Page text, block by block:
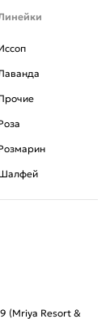
(Mriya Resort &